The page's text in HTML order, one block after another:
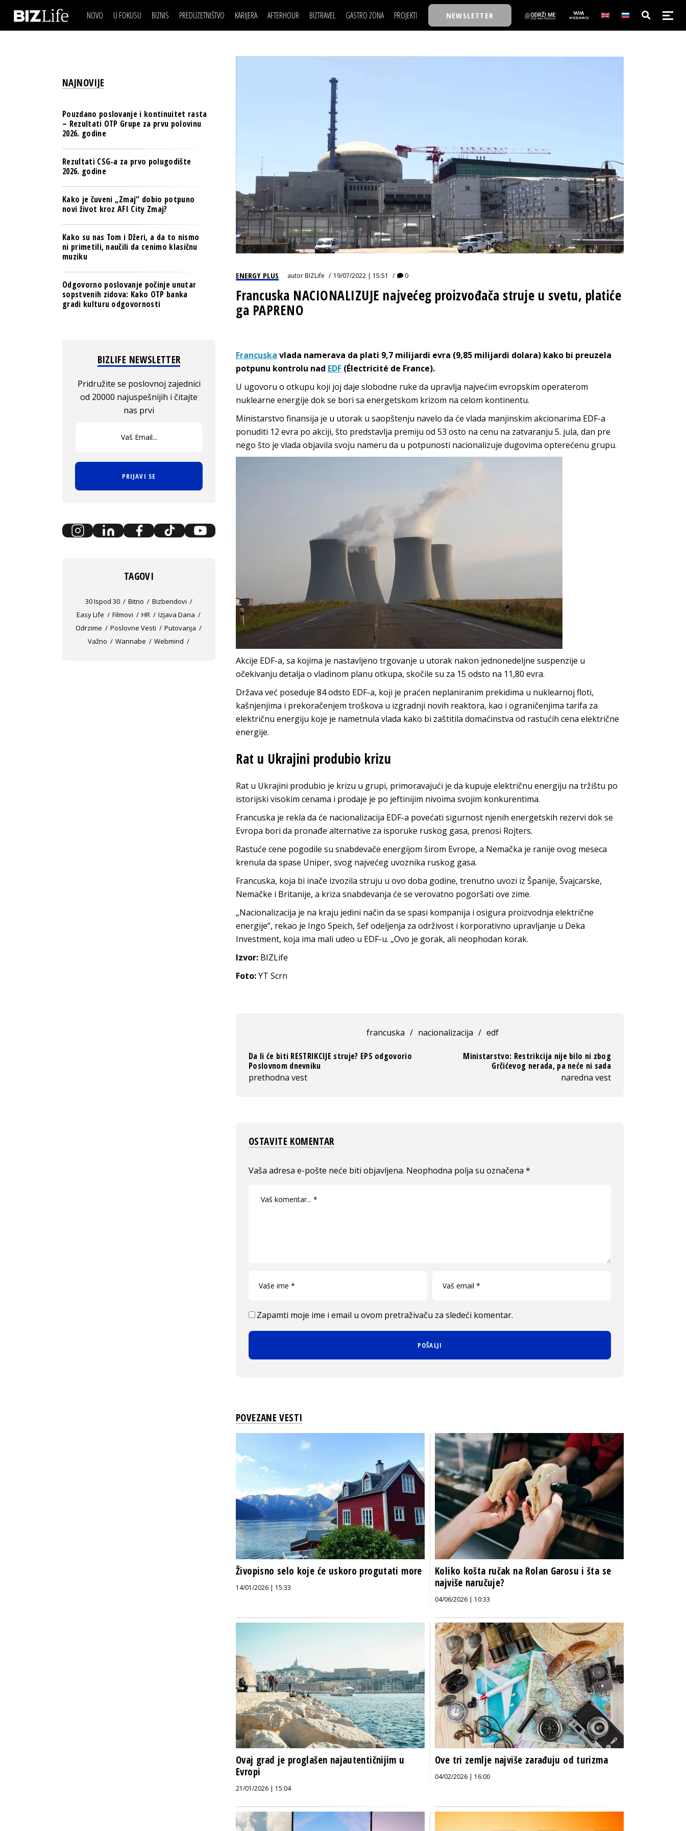
NOVO U FOKUSU BIZNIS
BANKE
TECH I AI
PULS REGIONA
NOVO NA RAFU
PREDUZETNIŠTVO KARIJERA AFTERHOUR BIZTRAVEL GASTRO ZONA PROJEKTI
BMW BIZNIS LIGA
BIZLIFE WEEK
IZJAVA GODINE
NEWSLETTER
IZJAVA DANABIZNIS SCENA
BREND I KOMUNIKACIJE
OSIGURANJE
TECH I AI
PULS REGIONA
POSAO
MOJ UGAO
FILM I SCENA
AUTO SVET
NAJKOLEGA
30 ISPOD 30
BIZLIFE WEEK
IZJAVA GODINE
ENERGY PLUS autorBIZLife 19/07/2022 | 15:51 0
Francuska NACIONALIZUJE najvećeg proizvođača struje u svetu, platiće
ga PAPRENO
Francuska vlada namerava da plati 9,7 milijardi evra (9,85 milijardi dolara) kako bi preuzela
potpunu kontrolu nad EDF (Électricité de France).
U ugovoru o otkupu koji joj daje slobodne ruke da upravlja najvećim evropskim operaterom
nuklearne energije dok se bori sa energetskom krizom na celom kontinentu.
Ministarstvo finansija je u utorak u saopštenju navelo da će vlada manjinskim akcionarima EDF-a
ponuditi 12 evra po akciji, što predstavlja premiju od 53 osto na cenu na zatvaranju 5. jula, dan pre
nego što je vlada objavila svoju nameru da u potpunosti nacionalizuje dugovima opterećenu grupu.
Akcije EDF-a, sa kojima je nastavljeno trgovanje u utorak nakon jednonedeljne suspenzije u
očekivanju detalja o vladinom planu otkupa, skočile su za 15 odsto na 11,80 evra.
Država već poseduje 84 odsto EDF-a, koji je praćen neplaniranim prekidima u nuklearnoj floti,
kašnjenjima i prekoračenjem troškova u izgradnji novih reaktora, kao i ograničenjima tarifa za
električnu energiju koje je nametnula vlada kako bi zaštitila domaćinstva od rastućih cena električne
energije.
Rat u Ukrajini produbio krizu
Rat u Ukrajini produbio je krizu u grupi, primoravajući je da kupuje električnu energiju na tržištu po
istorijski visokim cenama i prodaje je po jeftinijim nivoima svojim konkurentima.
Francuska je rekla da će nacionalizacija EDF-a povećati sigurnost njenih energetskih rezervi dok se
Evropa bori da pronađe alternative za isporuke ruskog gasa, prenosi Rojters.
Rastuće cene pogodile su snabdevače energijom širom Evrope, a Nemačka je ranije ovog meseca
krenula da spase Uniper, svog najvećeg uvoznika ruskog gasa.
Francuska, koja bi inače izvozila struju u ovo doba godine, trenutno uvozi iz Španije, Švajcarske,
Nemačke i Britanije, a kriza snabdevanja će se verovatno pogoršati ove zime.
„Nacionalizacija je na kraju jedini način da se spasi kompanija i osigura proizvodnja električne
energije“, rekao je Ingo Speich, šef odeljenja za održivost i korporativno upravljanje u Deka
Investment, koja ima mali udeo u EDF-u. „Ovo je gorak, ali neophodan korak.
Izvor: BIZLife
Foto:YT Scrn
francuska / nacionalizacija / edf
Da li će biti RESTRIKCIJE struje? EPS odgovorio
Poslovnom dnevniku
prethodna vest
Ministarstvo: Restrikcija nije bilo ni zbog
Grčićevog nerada, pa neće ni sada
naredna vest
OSTAVITE KOMENTAR
Vaša adresa e-pošte neće biti objavljena. Neophodna polja su označena *
Zapamti moje ime i email u ovom pretraživaču za sledeći komentar.
POVEZANE VESTI
Živopisno selo koje će uskoro progutati more
14/01/2026 | 15:33
Koliko košta ručak na Rolan Garosu i šta se
najviše naručuje?
04/06/2026 | 10:33
Ovaj grad je proglašen najautentičnijim u
Evropi
21/01/2026 | 15:04
Ove tri zemlje najviše zarađuju od turizma
04/02/2026 | 16:00
NAJNOVIJE
Pouzdano poslovanje i kontinuitet rasta
– Rezultati OTP Grupe za prvu polovinu
2026. godine
Rezultati CSG-a za prvo polugodište
2026. godine
Kako je čuveni „Zmaj“ dobio potpuno
novi život kroz AFI City Zmaj?
Kako su nas Tom i Džeri, a da to nismo
ni primetili, naučili da cenimo klasičnu
muziku
Odgovorno poslovanje počinje unutar
sopstvenih zidova: Kako OTP banka
gradi kulturu odgovornosti
BIZLIFE NEWSLETTER
Pridružite se poslovnoj zajednici
od 20000 najuspešnijih i čitajte
nas prvi
PRIJAVI SE
TAGOVI
30 Ispod 30 Bitno
Bizbendovi
Easy Life
Filmovi HR
Izjava Dana
Odrzime
Poslovne Vesti
Putovanja
Važno
Wannabe Webmind